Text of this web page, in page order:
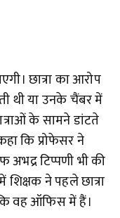
छात्रा का आरोप
थी या उनके चैंबर में
के सामने डांटते
कि प्रोफेसर ने
अभद्र टिप्पणी भी की
शिक्षक ने पहले छात्रा
वह ऑफिस में हैं।